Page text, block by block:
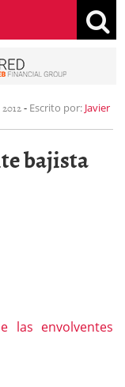
- Escrito por: Javier
bajista
las envolventes